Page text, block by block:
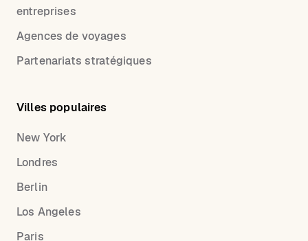
entreprises
Agences de voyages
Partenariats stratégiques
Villes populaires
New York
Londres
Berlin
Los Angeles
Paris